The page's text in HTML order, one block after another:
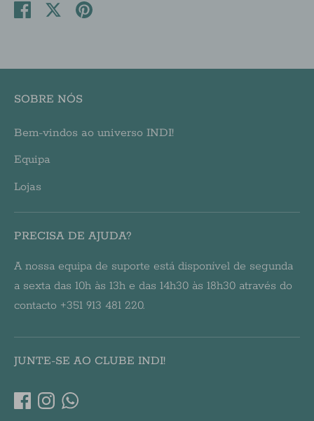
Share SharePin
SOBRE NÓS
Bem-vindos ao universo INDI!
Equipa
Lojas
PRECISA DE AJUDA?
A nossa equipa de suporte está disponível de segunda
a sexta das 10h às 13h e das 14h30 às 18h30 através do
contacto +351 913 481 220.
JUNTE-SE AO CLUBE INDI!